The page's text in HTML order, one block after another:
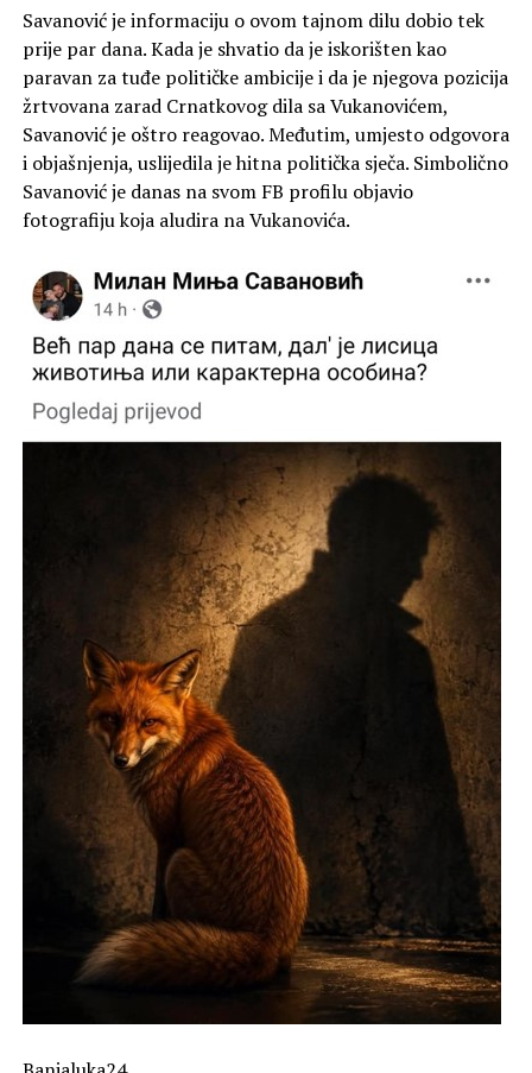
Savanović je informaciju o ovom tajnom dilu dobio tek
prije par dana. Kada je shvatio da je iskorišten kao
paravan za tuđe političke ambicije i da je njegova pozicija
žrtvovana zarad Crnatkovog dila sa Vukanovićem,
Savanović je oštro reagovao. Međutim, umjesto odgovora
i objašnjenja, uslijedila je hitna politička sječa. Simbolično
Savanović je danas na svom FB profilu objavio
fotografiju koja aludira na Vukanovića.